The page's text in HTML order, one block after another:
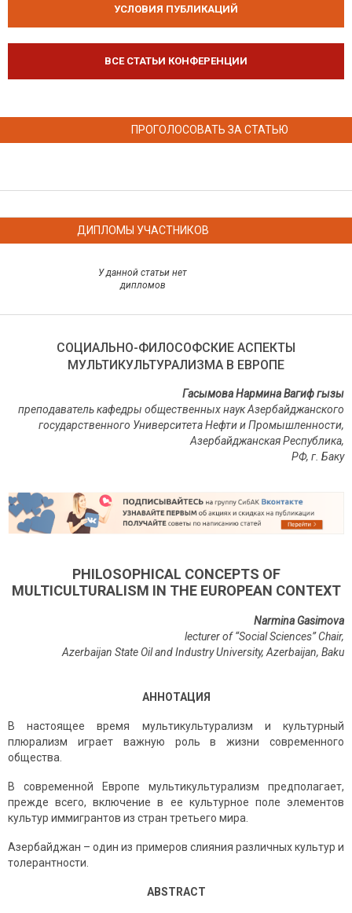
УСЛОВИЯ ПУБЛИКАЦИЙ
ВСЕ СТАТЬИ КОНФЕРЕНЦИИ
ПРОГОЛОСОВАТЬ ЗА СТАТЬЮ
ДИПЛОМЫ УЧАСТНИКОВ
У данной статьи нет
дипломов
СОЦИАЛЬНО-ФИЛОСОФСКИЕ АСПЕКТЫ
МУЛЬТИКУЛЬТУРАЛИЗМА В ЕВРOПЕ
Гасымова Нармина Вагиф гызы
преподаватель кафедры общественных наук Азербайджанского
государственного Университета Нефти и Промышленности,
Азербайджанская Республика,
РФ, г. Баку
PHILOSOPHICAL CONCEPTS OF
MULTICULTURALISM IN THE EUROPEAN CONTEXT
Narmina Gasimova
lecturer of “Social Sciences” Chair,
Azerbaijan State Oil and Industry University, Azerbaijan, Baku
АННОТАЦИЯ
В настоящее время мультикультурализм и культурный
плюрализм играет важную роль в жизни современного
общества.
В современной Европе мультикультурализм предполагает,
прежде всего, включение в ее культурное поле элементов
культур иммигрантов из стран третьего мира.
Азербайджан – один из примеров слияния различных культур и
толерантности.
ABSTRACT